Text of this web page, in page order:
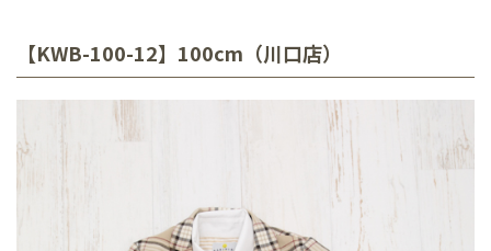
【KWB-100-12】100cm（川口店）